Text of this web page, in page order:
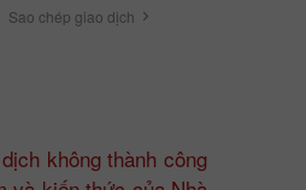
Sao chép giao dịch
không thành công